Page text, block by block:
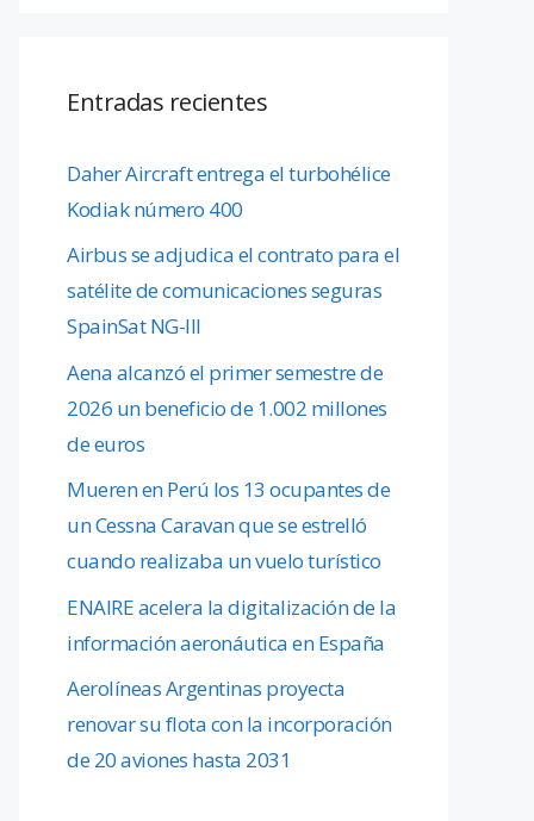
Entradas recientes
Daher Aircraft entrega el turbohélice
Kodiak número 400
Airbus se adjudica el contrato para el
satélite de comunicaciones seguras
SpainSat NG-III
Aena alcanzó el primer semestre de
2026 un beneficio de 1.002 millones
de euros
Mueren en Perú los 13 ocupantes de
un Cessna Caravan que se estrelló
cuando realizaba un vuelo turístico
ENAIRE acelera la digitalización de la
información aeronáutica en España
Aerolíneas Argentinas proyecta
renovar su flota con la incorporación
de 20 aviones hasta 2031